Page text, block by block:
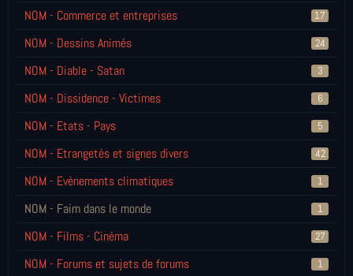
NOM - Commerce et entreprises 17
NOM - Dessins Animés 24
NOM - Diable - Satan 3
NOM - Dissidence - Victimes 6
NOM - Etats - Pays 5
NOM - Etrangetés et signes divers 42
NOM - Evènements climatiques 1
NOM - Faim dans le monde 1
NOM - Films - Cinéma 27
NOM - Forums et sujets de forums 1